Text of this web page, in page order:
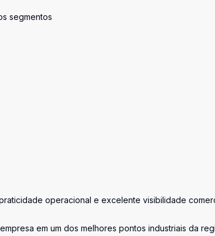
segmentos
operacional e excelente visibilidade
em um dos melhores pontos industriais da